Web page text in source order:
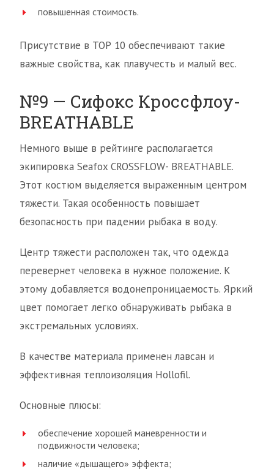
повышенная стоимость.
Присутствие в ТОР 10 обеспечивают такие
важные свойства, как плавучесть и малый вес.
№9 — Сифокс Кроссфлоу-
BREATHABLE
Немного выше в рейтинге располагается
экипировка Seafox CROSSFLOW- BREATHABLE.
Этот костюм выделяется выраженным центром
тяжести. Такая особенность повышает
безопасность при падении рыбака в воду.
Центр тяжести расположен так, что одежда
перевернет человека в нужное положение. К
этому добавляется водонепроницаемость. Яркий
цвет помогает легко обнаруживать рыбака в
экстремальных условиях.
В качестве материала применен лавсан и
эффективная теплоизоляция Hollofil.
Основные плюсы:
обеспечение хорошей маневренности и
подвижности человека;
наличие «дышащего» эффекта;